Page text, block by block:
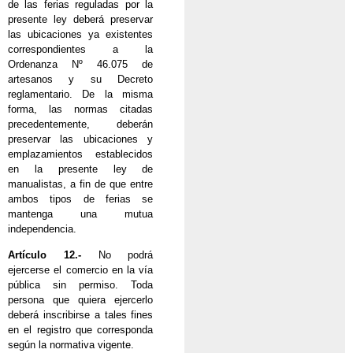
de las ferias reguladas por la
presente ley deberá preservar
las ubicaciones ya existentes
correspondientes a la
Ordenanza Nº 46.075 de
artesanos y su Decreto
reglamentario. De la misma
forma, las normas citadas
precedentemente, deberán
preservar las ubicaciones y
emplazamientos establecidos
en la presente ley de
manualistas, a fin de que entre
ambos tipos de ferias se
mantenga una mutua
independencia.
Artículo 12.-
No podrá
ejercerse el comercio en la vía
pública sin permiso. Toda
persona que quiera ejercerlo
deberá inscribirse a tales fines
en el registro que corresponda
según la normativa vigente.